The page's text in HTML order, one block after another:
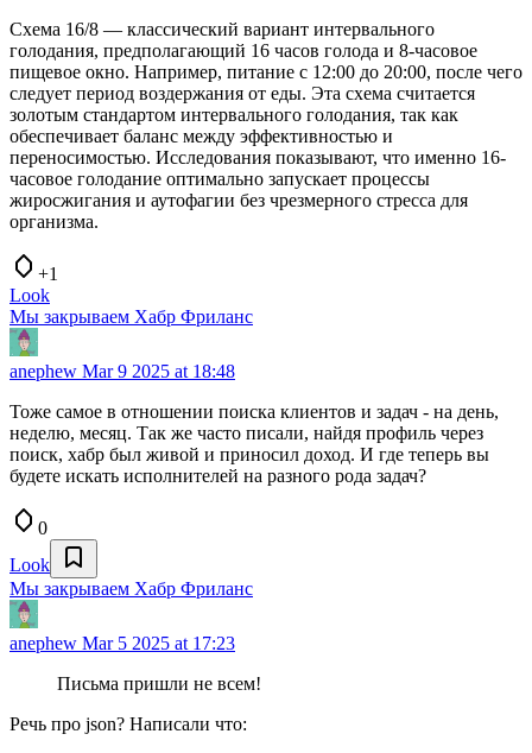
Схема 16/8 — классический вариант интервального
голодания, предполагающий 16 часов голода и 8-часовое
пищевое окно. Например, питание с 12:00 до 20:00, после чего
следует период воздержания от еды. Эта схема считается
золотым стандартом интервального голодания, так как
обеспечивает баланс между эффективностью и
переносимостью. Исследования показывают, что именно 16-
часовое голодание оптимально запускает процессы
жиросжигания и аутофагии без чрезмерного стресса для
организма.
+1
Look
Мы закрываем Хабр Фриланс
anephew Mar 9 2025 at 18:48
Тоже самое в отношении поиска клиентов и задач - на день,
неделю, месяц. Так же часто писали, найдя профиль через
поиск, хабр был живой и приносил доход. И где теперь вы
будете искать исполнителей на разного рода задач?
0
Look
Мы закрываем Хабр Фриланс
anephew Mar 5 2025 at 17:23
Письма пришли не всем!
Речь про json? Написали что: